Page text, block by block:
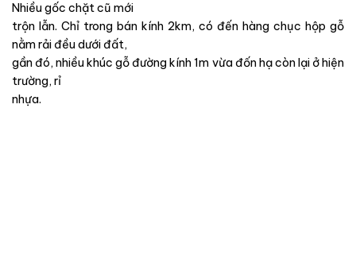
Nhiều gốc chặt cũ mới
trộn lẫn. Chỉ trong bán kính 2km, có đến hàng chục hộp gỗ
nằm rải đều dưới đất,
gần đó, nhiều khúc gỗ đường kính 1m vừa đốn hạ còn lại ở hiện
trường, rỉ
nhựa.